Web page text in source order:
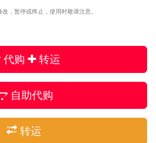
，暂停或终止，使用时敬请注意。
代购 转运
自助代购
转运